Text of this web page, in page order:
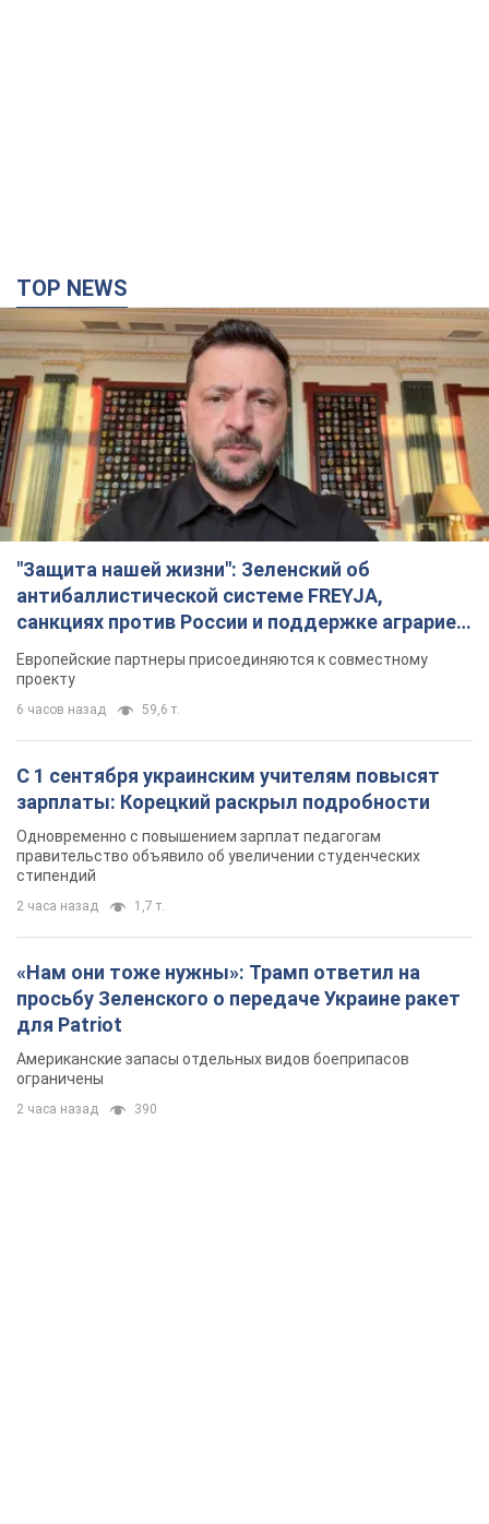
TOP NEWS
"Защита нашей жизни": Зеленский об
антибаллистической системе FREYJA,
санкциях против России и поддержке аграриев.
Видео
Европейские партнеры присоединяются к совместному
проекту
6 часов назад 59,6 т.
С 1 сентября украинским учителям повысят
зарплаты: Корецкий раскрыл подробности
Одновременно с повышением зарплат педагогам
правительство объявило об увеличении студенческих
стипендий
2 часа назад 1,7 т.
«Нам они тоже нужны»: Трамп ответил на
просьбу Зеленского о передаче Украине ракет
для Patriot
Американские запасы отдельных видов боеприпасов
ограничены
2 часа назад 390